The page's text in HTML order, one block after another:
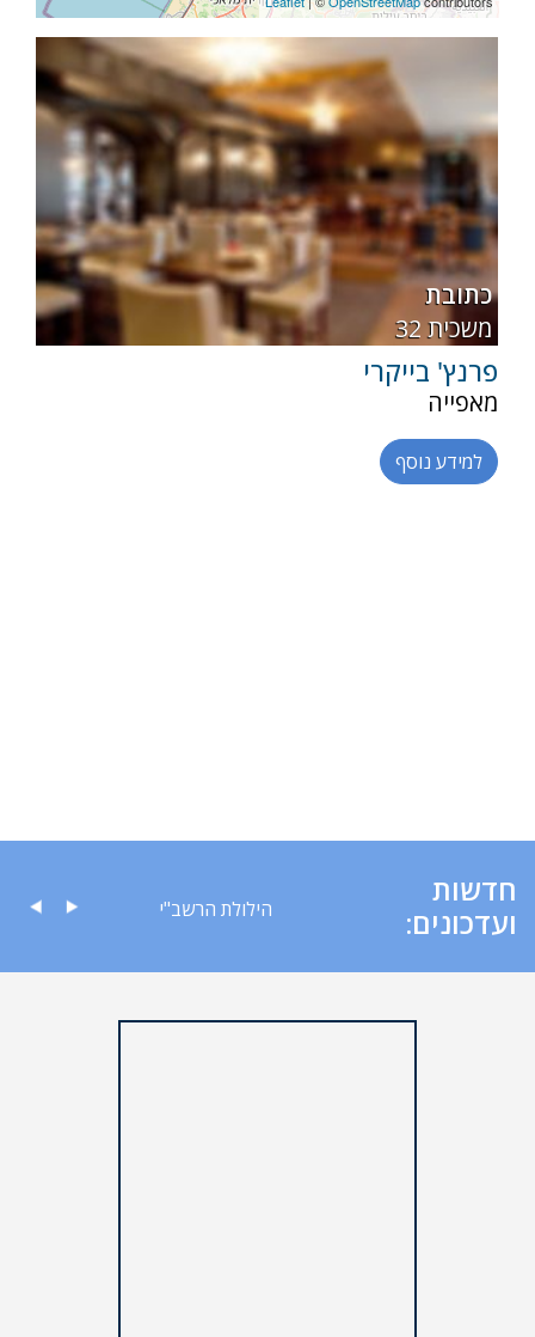
חלבי,פרווה
מהדרין
כתובת
32 משכית
פרנץ' בייקרי
מאפייה
למידע נוסף
חדשות
ועדכונים:
לציבור הילולת הרשב"י